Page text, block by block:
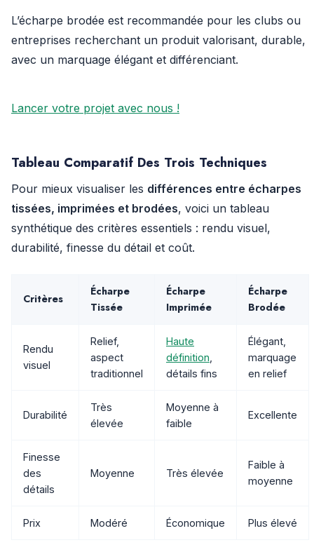
L’écharpe brodée est recommandée pour les clubs ou
entreprises recherchant un produit valorisant, durable,
avec un marquage élégant et différenciant.
Lancer votre projet avec nous !
Tableau Comparatif Des Trois Techniques
Pour mieux visualiser les différences entre écharpes
tissées, imprimées et brodées, voici un tableau
synthétique des critères essentiels : rendu visuel,
durabilité, finesse du détail et coût.
Critères
Écharpe
Tissée
Écharpe
Imprimée
Écharpe
Brodée
Rendu
visuel
Relief,
aspect
traditionnel
Haute
définition
détails fins
Élégant,
marquage
en relief
Durabilité
Très
élevée
Moyenne à
faible
Excellente
Finesse
des
détails
Moyenne Très élevée
Faible à
moyenne
Prix Modéré Économique Plus élevé